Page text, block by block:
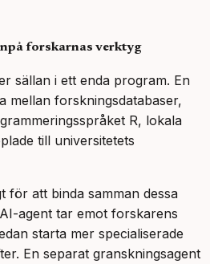
forskarnas verktyg
sällan i ett enda program. En
mellan forskningsdatabaser,
R, lokala
till universitetets
för att binda samman dessa
agent tar emot forskarens
starta mer specialiserade
En separat granskningsagent